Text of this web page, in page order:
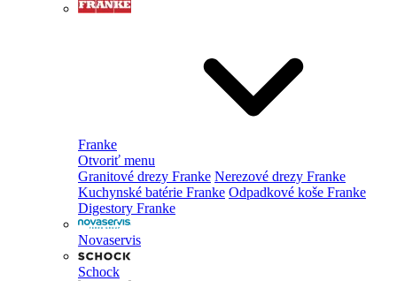
Franke
Otvoriť menu
Granitové drezy Franke Nerezové drezy Franke
Kuchynské batérie Franke Odpadkové koše Franke
Digestory Franke
Novaservis
Schock